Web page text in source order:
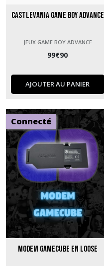
Castlevania Game Boy Advance
JEUX GAME BOY ADVANCE
99€90
AJOUTER AU PANIER
Connecté
Modem GameCube en loose